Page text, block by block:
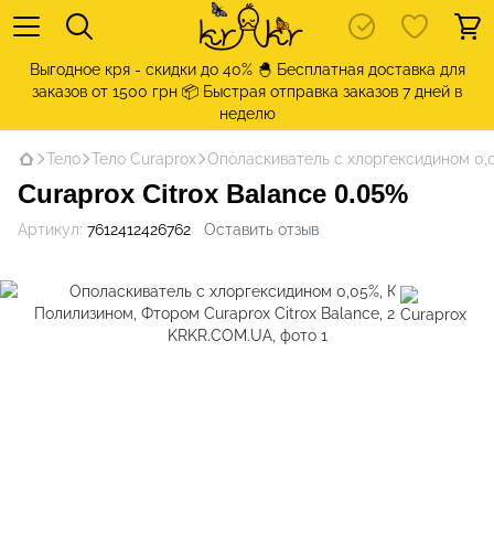
Выгодное кря - скидки до 40% 🐣 Бесплатная доставка для
заказов от 1500 грн 📦 Быстрая отправка заказов 7 дней в
неделю
Тело Тело Curaprox Ополаскиватель с хлоргексидином
Curaprox Citrox Balance 0.05%
Артикул: 7612412426762 Оставить отзыв